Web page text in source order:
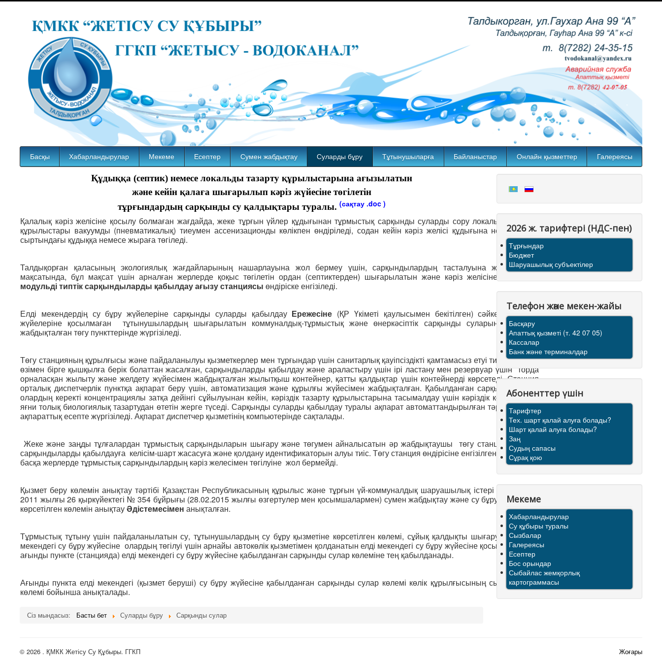
Басқы Хабарландырулар Мекеме Есептер Сумен жабдықтау Суларды бұру Тұтынушыларға Байланыстар Онлайн қызметтер Галереясы
Құдыққа (септик) немесе локальды тазарту құрылыстарына ағызылатын
және кейін қалаға шығарылып кәріз жүйесіне төгілетін
тұрғындардың сарқынды су қалдықтары туралы. (сақтау .doc )
Қалалық кәріз желісіне қосылу болмаған жағдайда, жеке тұрғын үйлер құдығынан тұрмыстық сарқынды суларды сору локальды тазарту
құрылыстары вакуумды (пневматикалық) тиеумен ассенизационды көлікпен өндіріледі, содан кейін кәріз желісі құдығына немесе қала
сыртындағы құдыққа немесе жыраға төгіледі.
Талдықорған қаласының экологиялық жағдайларының нашарлауына жол бермеу үшін, сарқындылардың тасталуына жол бермеу
мақсатында, бұл мақсат үшін арналған жерлерде қоқыс төгілетін ордан (септиктерден) шығарылатын және кәріз желісіне ағызылуы
модульді типтік сарқындыларды қабылдау ағызу станциясы өндіріске енгізіледі.
Елді мекендердің су бұру жүйелеріне сарқынды суларды қабылдау Ережесіне (ҚР Үкіметі қаулысымен бекітілген) сәйкес, су бұру
жүйелеріне қосылмаған тұтынушылардың шығарылатын коммуналдық-тұрмыстық және өнеркәсіптік сарқынды суларын қабылдау
жабдықталған төгу пункттерінде жүргізіледі.
Төгу станцияның құрылғысы және пайдаланылуы қызметкерлер мен тұрғындар үшін санитарлық қауіпсіздікті қамтамасыз етуі тиіс. Станция
өзімен бірге қышқылға берік болаттан жасалған, сарқындыларды қабылдау және араластыру үшін ірі ластану мен резервуар үшін торда
орналасқан жылыту және желдету жүйесімен жабдықталған жылытқыш контейнер, қатты қалдықтар үшін контейнерді көрсетеді. Станция
орталық диспетчерлік пунктқа ақпарат беру үшін, автоматизация және құрылғы жүйесімен жабдықталған. Қабылданған сарқынды сулар
олардың керекті концентрациялы затқа дейінгі сұйылуынан кейін, кәріздік тазарту құрылыстарына тасымалдау үшін кәріздік коллекторға,
яғни толық биологиялық тазартудан өтетін жерге түседі. Сарқынды суларды қабылдау туралы ақпарат автоматтандырылған тәртіпте және
ақпараттық есепте жүргізіледі. Ақпарат диспетчер қызметінің компьютерінде сақталады.
Жеке және заңды тұлғалардан тұрмыстық сарқындыларын шығару және төгумен айналысатын әр жабдықтаушы төгу станциясындағы
сарқындыларды қабылдауға келісім-шарт жасасуға және қолдану идентификаторын алуы тиіс. Төгу станция өндірісіне енгізілгеннен бастап,
басқа жерлерде тұрмыстық сарқындылардың кәріз желесімен төгілуіне жол бермейді.
Қызмет беру көлемін анықтау тәртібі Қазақстан Республикасының құрылыс және тұрғын үй-коммуналдық шаруашылық істері Агенттігінің
2011 жылғы 26 қыркүйектегі № 354 бұйрығы (28.02.2015 жылғы өзгертулер мен қосымшалармен) сумен жабдықтау және су бұру қызметінің
көрсетілген көлемін анықтауӘдістемесімен анықталған.
Тұрмыстық тұтыну үшін пайдаланылатын су, тұтынушылардың су бұру қызметіне көрсетілген көлемі, сұйық қалдықты шығару және елді
мекендегі су бұру жүйесіне олардың төгілуі үшін арнайы автокөлік қызметімен қолданатын елді мекендегі су бұру жүйесіне қосылмағандар,
ағынды пункте (станцияда) елді мекендегі су бұру жүйесіне қабылданған сарқынды сулар көлеміне тең қабылданады.
Ағынды пункта елді мекендегі (қызмет беруші) су бұру жүйесіне қабылданған сарқынды сулар көлемі көлік құрылғысының сыйымдылық
көлемі бойынша анықталады.
Сіз мындасыз: Басты бет Суларды бұру Сарқынды сулар
2026 ж. тарифтерi (НДС-пен)
Тұрғындар
Бюджет
Шаруашылық субъектілер
Телефон және мекен-жайы
Басқару
Апаттық қызметі (т. 42 07 05)
Кассалар
Банк және терминалдар
Абоненттер үшін
Тарифтер
Тех. шарт қалай алуға болады?
Шарт қалай алуға болады?
Заң
Судың сапасы
Сұрақ қою
Мекеме
Хабарландырулар
Су құбыры туралы
Сызбалар
Галереясы
Есептер
Бос орындар
Сыбайлас жемқорлық
картограммасы
Жоғары
© 2026 . ҚМКК Жетісу Су Құбыры. ГГКП